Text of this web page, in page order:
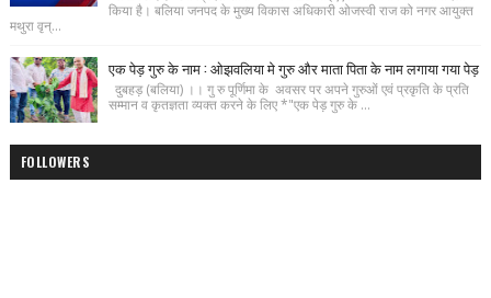
किया है। बलिया जनपद के मुख्य विकास अधिकारी ओजस्वी राज को नगर आयुक्त
मथुरा वृन्...
एक पेड़ गुरु के नाम : ओझवलिया मे गुरु और माता पिता के नाम लगाया गया पेड़
दुबहड़ (बलिया) ।। गु रु पूर्णिमा के अवसर पर अपने गुरुओं एवं प्रकृति के प्रति
सम्मान व कृतज्ञता व्यक्त करने के लिए *"एक पेड़ गुरु के ...
FOLLOWERS